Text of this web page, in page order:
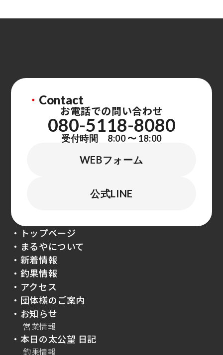
・ Contact
お電話での問い合わせ
080-5118-8080
受付時間 8:00 〜 18:00
WEBフォーム
公式LINE
・トップページ
・まるやについて
・新着情報
・釣果情報
・アクセス
・団体様のご案内
・お知らせ
営業情報
・本日の太公望 日記
釣果情報